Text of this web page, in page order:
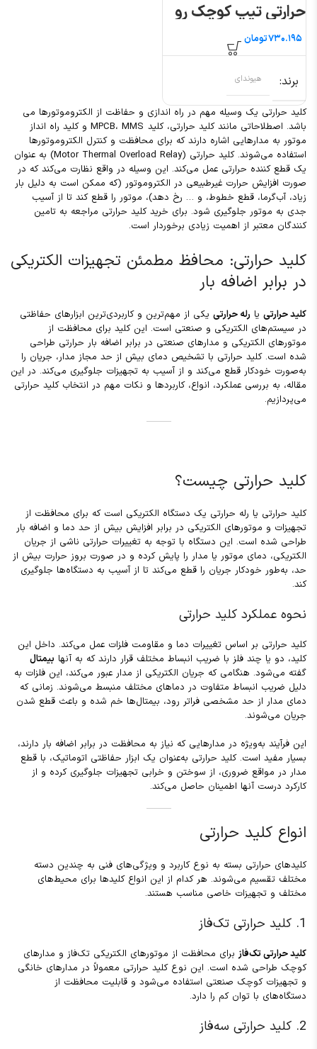
حرارتی تیپ کوچک رو
هیوندای
تومان
برند هیوندای
کلید حرارتی یک وسیله مهم در راه ‌اندازی و حفاظت از الکتروموتورها می
باشد. اصطلاحاتی مانند کلید حرارتی، کلید MPCB، MMS و کلید راه‌ انداز
موتور به مدارهایی اشاره دارند که برای محافظت و کنترل الکتروموتورها
استفاده می‌شوند. کلید حرارتی (Motor Thermal Overload Relay) به عنوان
یک قطع ‌کننده حرارتی عمل می‌کند. این وسیله در واقع نظارت می‌کند که در
صورت افزایش حرارت غیرطبیعی در الکتروموتور (که ممکن است به دلیل بار
زیاد، آب‌گرما، قطع خطوط، و … رخ دهد)، موتور را قطع کند تا از آسیب
جدی به موتور جلوگیری شود. برای خرید کلید حرارتی مراجعه به تامین
کنندگان معتبر از اهمیت زیادی برخوردار است.
کلید حرارتی: محافظ مطمئن تجهیزات الکتریکی
در برابر اضافه بار
کلید حرارتی یا رله حرارتی یکی از مهم‌ترین و کاربردی‌ترین ابزارهای حفاظتی
در سیستم‌های الکتریکی و صنعتی است. این کلید برای محافظت از
موتورهای الکتریکی و مدارهای صنعتی در برابر اضافه بار حرارتی طراحی
شده است. کلید حرارتی با تشخیص دمای بیش از حد مجاز مدار، جریان را
به‌صورت خودکار قطع می‌کند و از آسیب به تجهیزات جلوگیری می‌کند. در این
مقاله، به بررسی عملکرد، انواع، کاربردها و نکات مهم در انتخاب کلید حرارتی
می‌پردازیم.
کلید حرارتی چیست؟
کلید حرارتی یا رله حرارتی یک دستگاه الکتریکی است که برای محافظت از
تجهیزات و موتورهای الکتریکی در برابر افزایش بیش از حد دما و اضافه بار
طراحی شده است. این دستگاه با توجه به تغییرات حرارتی ناشی از جریان
الکتریکی، دمای موتور یا مدار را پایش کرده و در صورت بروز حرارت بیش از
حد، به‌طور خودکار جریان را قطع می‌کند تا از آسیب به دستگاه‌ها جلوگیری
کند.
نحوه عملکرد کلید حرارتی
کلید حرارتی بر اساس تغییرات دما و مقاومت فلزات عمل می‌کند. داخل این
کلید، دو یا چند فلز با ضریب انبساط مختلف قرار دارند که به آنها بیمتال
گفته می‌شود. هنگامی که جریان الکتریکی از مدار عبور می‌کند، این فلزات به
دلیل ضریب انبساط متفاوت در دماهای مختلف منبسط می‌شوند. زمانی که
دمای مدار از حد مشخصی فراتر رود، بیمتال‌ها خم شده و باعث قطع شدن
جریان می‌شوند.
این فرآیند به‌ویژه در مدارهایی که نیاز به محافظت در برابر اضافه بار دارند،
بسیار مفید است. کلید حرارتی به‌عنوان یک ابزار حفاظتی اتوماتیک، با قطع
مدار در مواقع ضروری، از سوختن و خرابی تجهیزات جلوگیری کرده و از
کارکرد درست آنها اطمینان حاصل می‌کند.
انواع کلید حرارتی
کلیدهای حرارتی بسته به نوع کاربرد و ویژگی‌های فنی به چندین دسته
مختلف تقسیم می‌شوند. هر کدام از این انواع کلیدها برای محیط‌های
مختلف و تجهیزات خاصی مناسب هستند.
1. کلید حرارتی تک‌فاز
کلید حرارتی تک‌فازبرای محافظت از موتورهای الکتریکی تک‌فاز و مدارهای
کوچک طراحی شده است. این نوع کلید حرارتی معمولاً در مدارهای خانگی
و تجهیزات کوچک صنعتی استفاده می‌شود و قابلیت محافظت از
دستگاه‌های با توان کم را دارد.
2. کلید حرارتی سه‌فاز